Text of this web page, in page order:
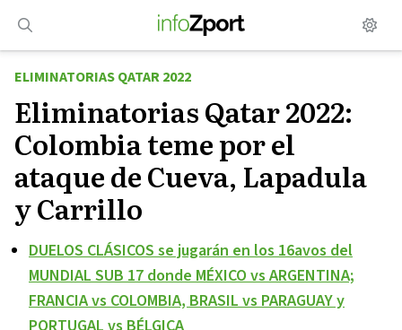
contenido
ELIMINATORIAS QATAR 2022
Eliminatorias Qatar 2022:
Colombia teme por el
ataque de Cueva, Lapadula
y Carrillo
DUELOS CLÁSICOS se jugarán en los 16avos del
MUNDIAL SUB 17 donde MÉXICO vs ARGENTINA;
FRANCIA vs COLOMBIA, BRASIL vs PARAGUAY y